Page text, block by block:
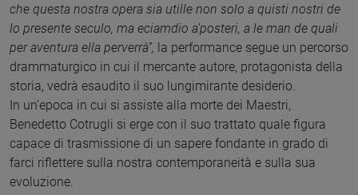
che questa nostra opera sia utille non solo a quisti nostri de
lo presente seculo, ma eciamdio a’posteri, a le man de quali
per aventura ella perverrà”, la performance segue un percorso
drammaturgico in cui il mercante autore, protagonista della
storia, vedrà esaudito il suo lungimirante desiderio.
In un’epoca in cui si assiste alla morte dei Maestri,
Benedetto Cotrugli si erge con il suo trattato quale figura
capace di trasmissione di un sapere fondante in grado di
farci riflettere sulla nostra contemporaneità e sulla sua
evoluzione.